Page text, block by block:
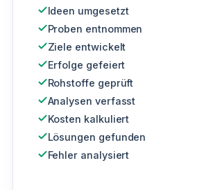
Ideen umgesetzt
Proben entnommen
Ziele entwickelt
Erfolge gefeiert
Rohstoffe geprüft
Analysen verfasst
Kosten kalkuliert
Lösungen gefunden
Fehler analysiert